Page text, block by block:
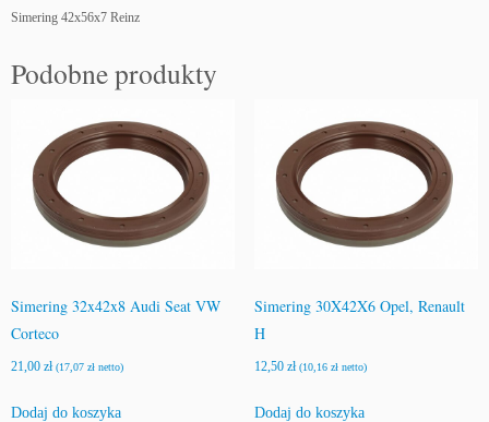
x
x
Simering 42x56x7 Reinz
Podobne produkty
Simering 32x42x8 Audi Seat VW
Corteco
21,00 zł (17,07 zł netto)
Dodaj do koszyka
Simering 30X42X6 Opel, Renault
H
12,50 zł (10,16 złnetto)
Dodaj do koszyka